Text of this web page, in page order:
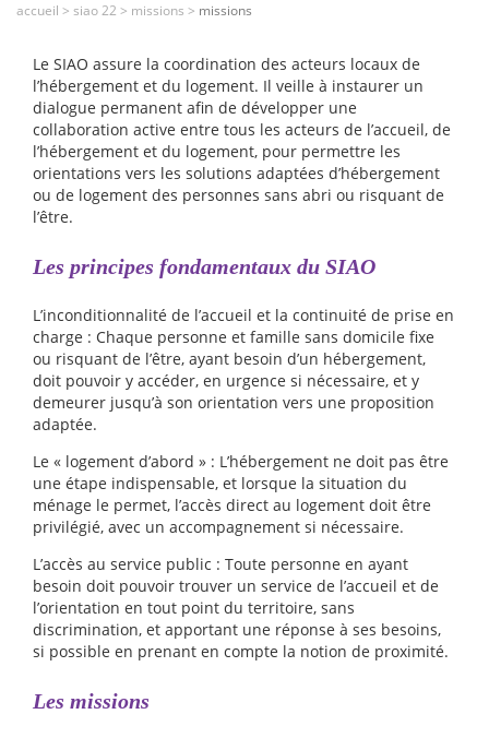
accueil > siao 22 > missions > missions
Le SIAO assure la coordination des acteurs locaux de
l’hébergement et du logement. Il veille à instaurer un
dialogue permanent afin de développer une
collaboration active entre tous les acteurs de l’accueil, de
l’hébergement et du logement, pour permettre les
orientations vers les solutions adaptées d’hébergement
ou de logement des personnes sans abri ou risquant de
l’être.
Les principes fondamentaux du SIAO
L’inconditionnalité de l’accueil et la continuité de prise en
charge : Chaque personne et famille sans domicile fixe
ou risquant de l’être, ayant besoin d’un hébergement,
doit pouvoir y accéder, en urgence si nécessaire, et y
demeurer jusqu’à son orientation vers une proposition
adaptée.
Le « logement d’abord » : L’hébergement ne doit pas être
une étape indispensable, et lorsque la situation du
ménage le permet, l’accès direct au logement doit être
privilégié, avec un accompagnement si nécessaire.
L’accès au service public : Toute personne en ayant
besoin doit pouvoir trouver un service de l’accueil et de
l’orientation en tout point du territoire, sans
discrimination, et apportant une réponse à ses besoins,
si possible en prenant en compte la notion de proximité.
Les missions